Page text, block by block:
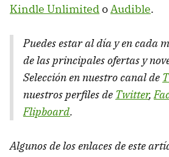
Kindle UnlimitedoAudible.
Puedes estar al día y en cada
de las principales ofertas y
Selección en nuestro canal de
nuestros perfiles de Twitter,
Flipboard.
Algunos de los enlaces de este